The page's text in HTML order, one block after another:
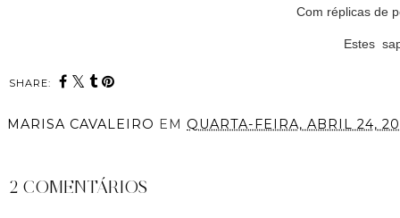
Com réplicas de
Estes
SHARE:
MARISA CAVALEIRO EM QUARTA-FEIRA, ABRIL 24,
2 COMENTÁRIOS